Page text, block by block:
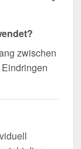
zwischen